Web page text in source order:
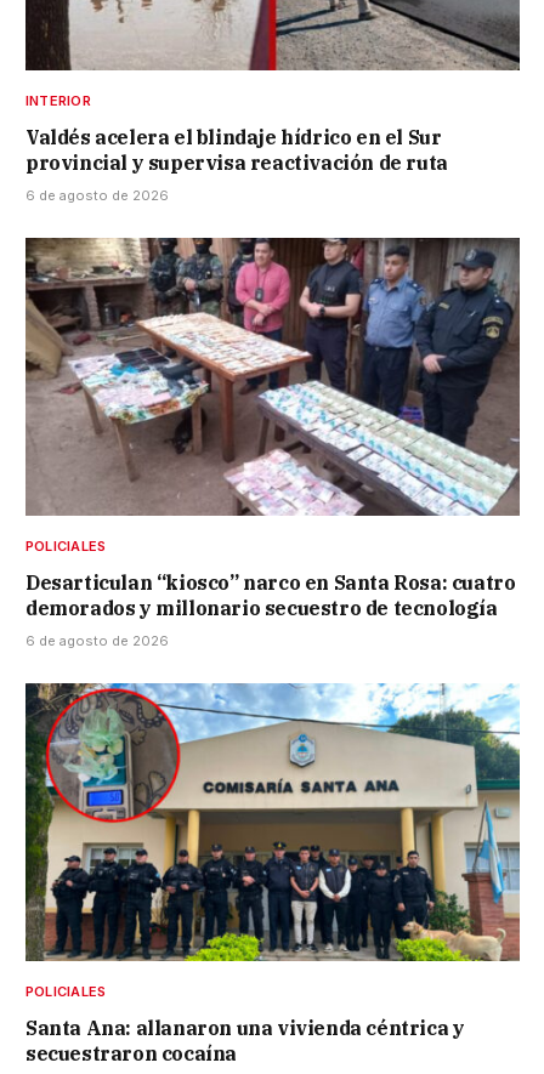
INTERIOR
Valdés acelera el blindaje hídrico en el Sur
provincial y supervisa reactivación de ruta
6 de agosto de 2026
POLICIALES
Desarticulan “kiosco” narco en Santa Rosa: cuatro
demorados y millonario secuestro de tecnología
6 de agosto de 2026
POLICIALES
Santa Ana: allanaron una vivienda céntrica y
secuestraron cocaína